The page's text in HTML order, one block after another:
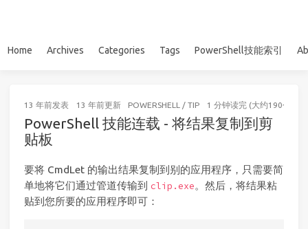
Home Archives Categories Tags PowerShell技能索引
13 年前发表 13 年前更新 POWERSHELL / TIP 1 分钟读完 (大约190个字)
PowerShell 技能连载 - 将结果复制到剪
贴板
要将 CmdLet 的输出结果复制到别的应用程序，只需要简
单地将它们通过管道传输到 clip.exe。然后，将结果粘
贴到您所要的应用程序即可：